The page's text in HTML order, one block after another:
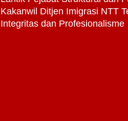
Kakanwil Ditjen Imigrasi NTT
Integritas dan Profesionalisme